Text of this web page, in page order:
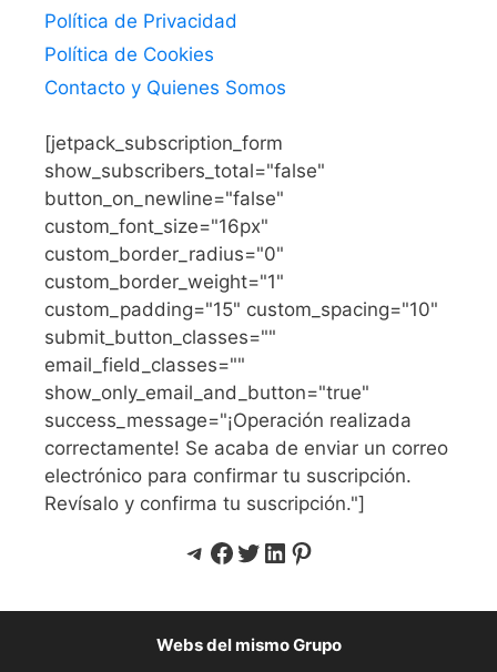
Política de Privacidad
Política de Cookies
Contacto y Quienes Somos
[jetpack_subscription_form
show_subscribers_total="false"
button_on_newline="false"
custom_font_size="16px"
custom_border_radius="0"
custom_border_weight="1"
custom_padding="15" custom_spacing="10"
submit_button_classes=""
email_field_classes=""
show_only_email_and_button="true"
success_message="¡Operación realizada
correctamente! Se acaba de enviar un correo
electrónico para confirmar tu suscripción.
Revísalo y confirma tu suscripción."]
Telegram
Facebook
Twitter
LinkedIn
Pinterest
Webs del mismo Grupo